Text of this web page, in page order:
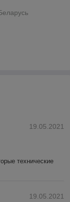
19.05.2021
технические
19.05.2021